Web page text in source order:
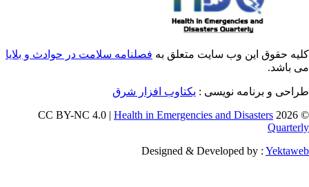
حقوق این وب سایت متعلق بهفصلنامه سلامت در حوادث و بلایا
باشد.
و برنامه نویسی : یکتاوب افزار شرق
©
Health in Emergencies and Disasters
Designed & Developed by :